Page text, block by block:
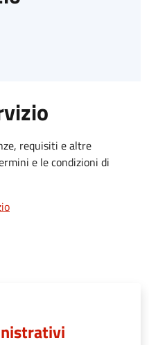
requisiti e altre
e le condizioni di